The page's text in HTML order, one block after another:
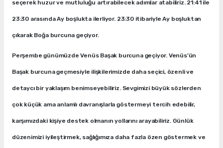
seçerek huzur ve mutluluğu artırabilecek adımlar atabiliriz. 21:41 ile
23:30 arasında Ay boşlukta ilerliyor. 23:30 itibariyle Ay boşluktan
çıkarak Boğa burcuna geçiyor.
Perşembe günümüzde Venüs Başak burcuna geçiyor. Venüs’ün
Başak burcuna geçmesiyle ilişkilerimizde daha seçici, özenli ve
detaycı bir yaklaşım benimseyebiliriz. Sevgimizi büyük sözlerden
çok küçük ama anlamlı davranışlarla göstermeyi tercih edebilir,
karşımızdaki kişiye destek olmanın yollarını arayabiliriz. Günlük
düzenimizi iyileştirmek, sağlığımıza daha fazla özen göstermek ve